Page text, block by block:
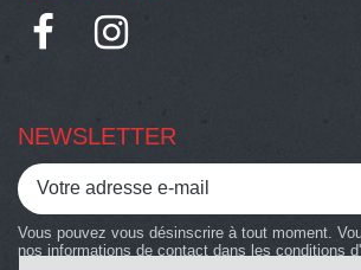
NEWSLETTER
Vous pouvez vous désinscrire à tout moment.
nos informations de contact dans les conditions